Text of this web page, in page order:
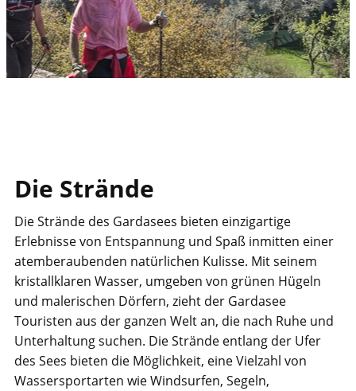
​Die Strände
​Die Strände des Gardasees bieten einzigartige
Erlebnisse von Entspannung und Spaß inmitten einer
atemberaubenden natürlichen Kulisse. Mit seinem
kristallklaren Wasser, umgeben von grünen Hügeln
und malerischen Dörfern, zieht der Gardasee
Touristen aus der ganzen Welt an, die nach Ruhe und
Unterhaltung suchen. Die Strände entlang der Ufer
des Sees bieten die Möglichkeit, eine Vielzahl von
Wassersportarten wie Windsurfen, Segeln,